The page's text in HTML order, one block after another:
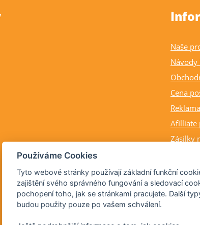
Naše
Návody
Cena
Afilliate
Zásilky
Balení
rostlin
Kdy
Používáme Cookies
Tyto webové stránky používají základní funkční
zajištění svého správného fungování a sledovací
pochopení toho, jak se stránkami pracujete. Další
budou použity pouze po vašem schválení.